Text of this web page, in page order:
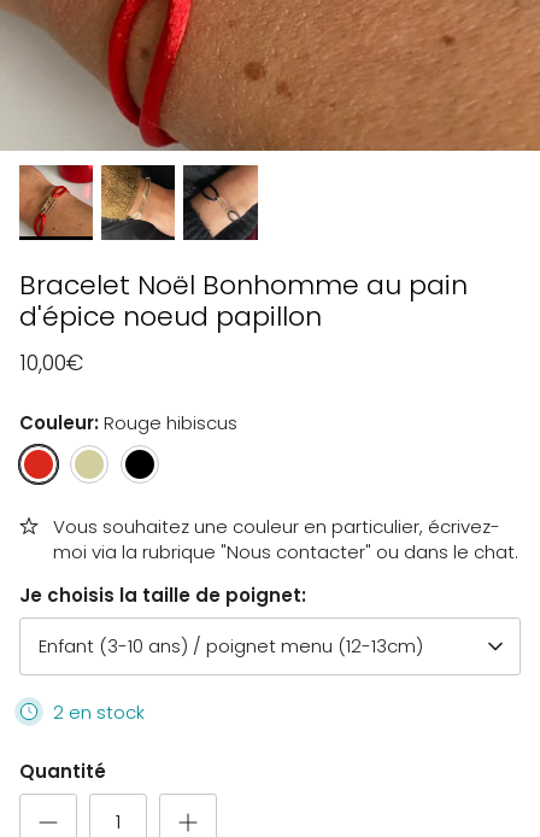
Bracelet Noël Bonhomme au pain
d'épice noeud papillon
10,00€
Couleur Rouge hibiscus
Rouge
hibiscus
Vert
kaki
Noir
ébène
Vous souhaitez une couleur en particulier, écrivez-
moi via la rubrique "Nous contacter" ou dans le chat.
Je choisis la taille de poignet:
Enfant (3-10 ans) / poignet menu (12-13cm)
2 en stock
Quantité